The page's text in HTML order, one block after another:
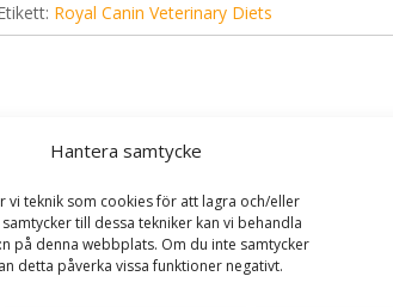
Hantera samtycke
vi teknik som cookies för att lagra och/eller
till dessa tekniker kan vi behandla
på denna webbplats. Om du inte samtycker
detta påverka vissa funktioner negativt.
Royal Canin Veterinary Diets